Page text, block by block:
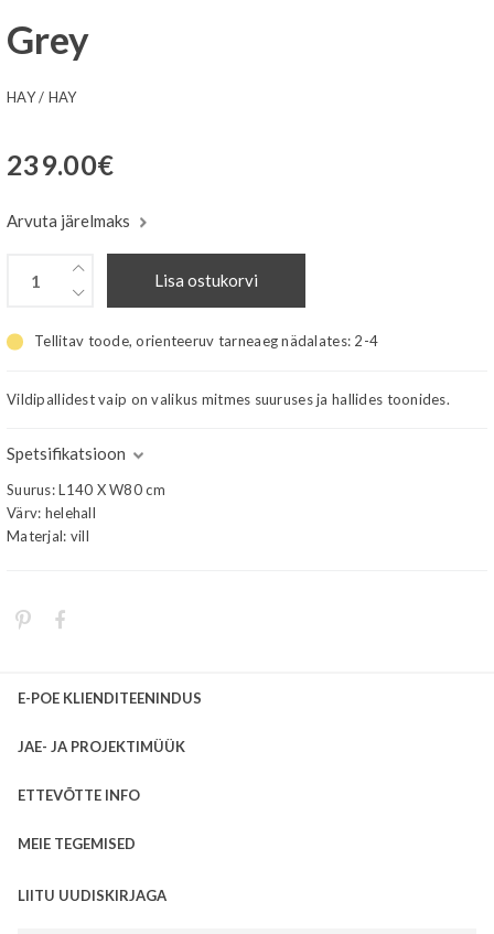
Grey
HAY/ HAY
239.00€
Arvuta järelmaks
Lisa ostukorvi
Tellitav toode, orienteeruv tarneaeg nädalates: 2-4
Vildipallidest vaip on valikus mitmes suuruses ja hallides toonides.
Spetsifikatsioon
Suurus: L140 X W80 cm
Värv: helehall
Materjal: vill
E-POE KLIENDITEENINDUS
JAE- JA PROJEKTIMÜÜK
ETTEVÕTTE INFO
MEIE TEGEMISED
LIITU UUDISKIRJAGA